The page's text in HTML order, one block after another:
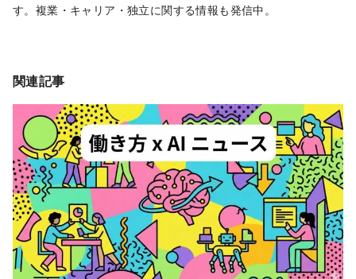
す。複業・キャリア・独立に関する情報も発信中。
関連記事